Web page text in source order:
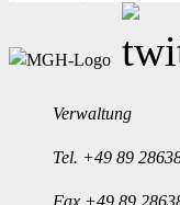
Verwaltung
Tel. +49 89
Fax +49 89